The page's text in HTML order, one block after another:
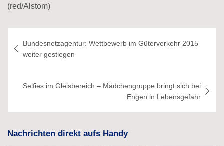
(red/Alstom)
Bundesnetzagentur: Wettbewerb im Güterverkehr 2015
weiter gestiegen
Selfies im Gleisbereich – Mädchengruppe bringt sich bei
Engen in Lebensgefahr
Nachrichten direkt aufs Handy